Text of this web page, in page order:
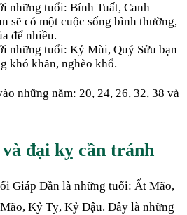
những tuổi: Bính Tuất, Canh
sẽ có một cuộc sống bình thường,
để nhiều.
những tuổi: Kỷ Mùi, Quý Sửu bạn
khó khăn, nghèo khổ.
những năm: 20, 24, 26, 32, 38 và
đại kỵ cần tránh
Giáp Dần là những tuổi: Ất Mão,
Kỷ Tỵ, Kỷ Dậu. Đây là những